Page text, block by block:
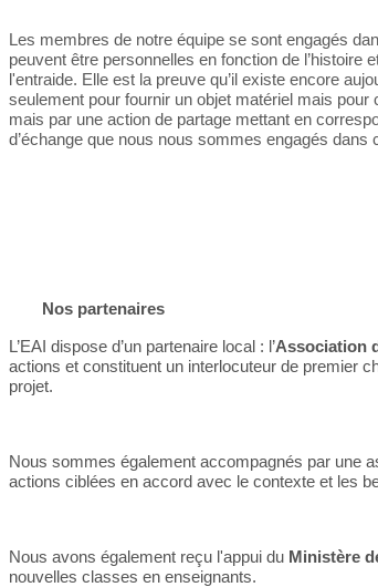
Les membres de notre équipe se sont engagés
peuvent être personnelles en fonction de l’histoire
l'entraide. Elle est la preuve qu’il existe encore
seulement pour fournir un objet matériel mais
mais par une action de partage mettant en
d’échange que nous nous sommes engagés dans
Nos partenaires
L’EAI dispose d’un partenaire local : l’Association
actions et constituent un interlocuteur de premier
projet.
Nous sommes également accompagnés par une
actions ciblées en accord avec le contexte et les
Nous avons également reçu l'appui du Ministère
nouvelles classes en enseignants.